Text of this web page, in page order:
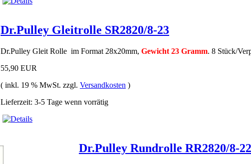
Dr.Pulley Gleitrolle SR2820/8-23
Dr.Pulley Gleit Rolle im Format 28x20mm, Gewicht 23 Gramm. 8 Stück/
55,90 EUR
( inkl. 19 % MwSt. zzgl. Versandkosten )
Lieferzeit: 3-5 Tage wenn vorrätig
Dr.Pulley Rundrolle RR2820/8-22